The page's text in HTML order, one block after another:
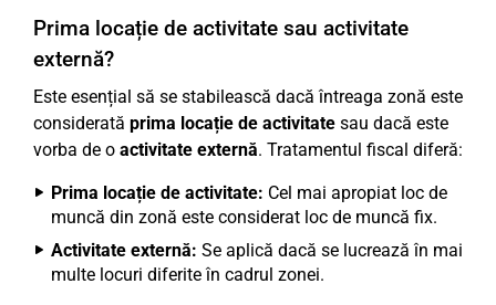
Prima locație de activitate sau activitate
externă?
Este esențial să se stabilească dacă întreaga zonă este
considerată prima locație de activitate sau dacă este
vorba de o activitate externă. Tratamentul fiscal diferă:
Prima locație de activitate: Cel mai apropiat loc de
muncă din zonă este considerat loc de muncă fix.
Activitate externă: Se aplică dacă se lucrează în mai
multe locuri diferite în cadrul zonei.